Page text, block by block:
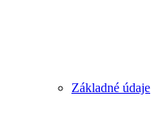
Základné údaje